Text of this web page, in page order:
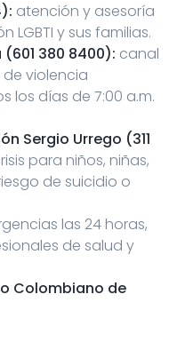
atención y asesoría
y sus familias.
380 8400): canal
violencia
los días de 7:00 a.m.
Sergio Urrego (311
para niños, niñas,
de suicidio o
las 24 horas,
de salud y
Colombiano de